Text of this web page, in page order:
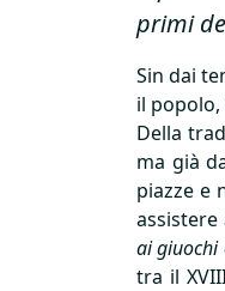
primi
Sin dai
il
Della
ma già
piazze e
assistere
ai giuochi
tra il